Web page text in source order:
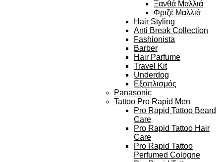
Ξανθά Μαλλιά
Φριζέ Μαλλιά
Hair Styling
Anti Break Collection
Fashionista
Barber
Hair Parfume
Travel Kit
Underdog
Εξοπλισμός
Panasonic
Tattoo Pro Rapid Men
Pro Rapid Tattoo Beard
Care
Pro Rapid Tattoo Hair
Care
Pro Rapid Tattoo
Perfumed Cologne